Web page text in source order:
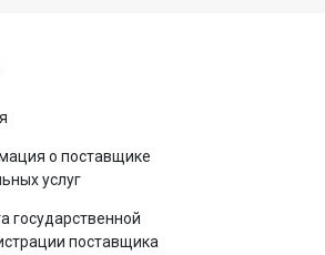
о поставщике
услуг
государственной
поставщика